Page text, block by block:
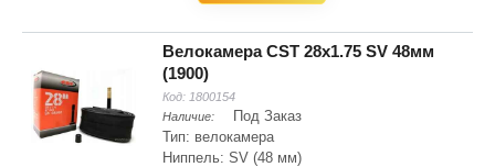
Велокамера CST 28x1.75 SV 48мм
(1900)
Код: 1800154
Наличие:
Под Заказ
Тип: велокамера
Ниппель: SV (48 мм)